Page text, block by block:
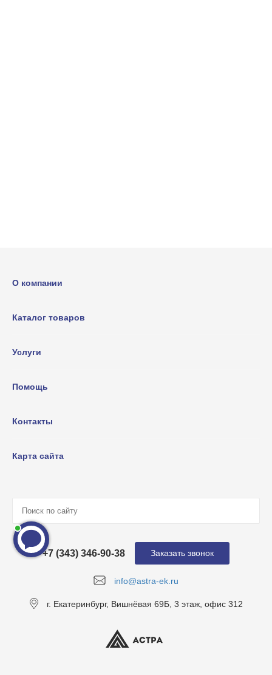
О компании
Каталог товаров
Услуги
Помощь
Контакты
Карта сайта
info@astra-ek.ru
+7 (343) 346-90-38
г. Екатеринбург, Вишнёвая 69Б, 3 этаж, офис 312
Заказать звонок